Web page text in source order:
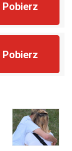
Pobierz
Pobierz